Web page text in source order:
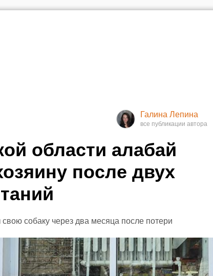
Галина Лепина
области алабай
после двух
собаку через два месяца после потери